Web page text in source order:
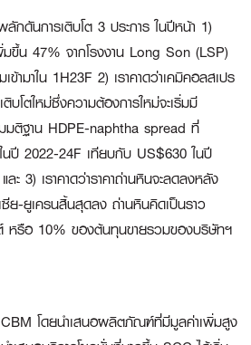
กดันการเติบโต 3 ประการ ในปีหน้า 1)
ขึ้น 47% จากโรงงาน Long Son (LSP)
ข้ามาใน 1H23F 2) เราคาดว่าเคมิคอลสเปร
บโตใหม่ซึ่งความต้องการใหม่จะเริ่มมี
มมติฐาน HDPE-naphtha spread ที่
ปี 2022-24F เทียบกับ US$630 ในปี
ะ 3) เราคาดว่าราคาถ่านหินจะลดลงหลัง
ซีย-ยูเครนสิ้นสุดลง ถ่านหินคิดเป็นราว
หรือ 10% ของต้นทุนขายรวมของบริษัทฯ
โดยนำเสนอผลิตภัณฑ์ที่มีมูลค่าเพิ่มสูง